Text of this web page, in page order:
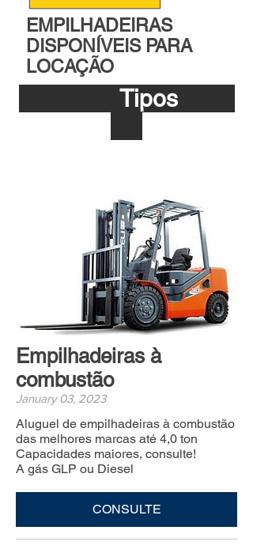
EMPILHADEIRAS
DISPONÍVEIS PARA
LOCAÇÃO
Tipos
Empilhadeiras à
combustão
January 03, 2023
Aluguel de empilhadeiras à combustão
das melhores marcas até 4,0 ton
Capacidades maiores, consulte!
A gás GLP ou Diesel
CONSULTE